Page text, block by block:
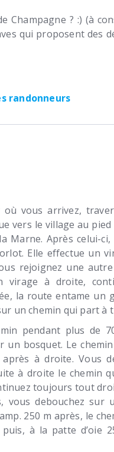
Champagne ? :) (à
qui proposent des
randonneurs
vous arrivez,
vers le village au
Marne. Après celui-
Elle effectue un
rejoignez une
virage à droite,
la route entame un
un chemin qui part à
pendant plus de
un bosquet. Le
à droite. Vous
à droite le chemin
toujours tout
debouchez sur
250 m après, le
à la patte d’oie